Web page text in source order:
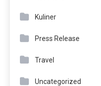
Kuliner
Press Release
Travel
Uncategorized